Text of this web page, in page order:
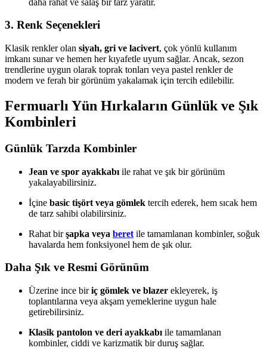
3. Renk Seçenekleri
Klasik renkler olan siyah, gri ve lacivert, çok yönlü kullanım
imkanı sunar ve hemen her kıyafetle uyum sağlar. Ancak, sezon
trendlerine uygun olarak toprak tonları veya pastel renkler de
modern ve ferah bir görünüm yakalamak için tercih edilebilir.
Fermuarlı Yün Hırkaların Günlük ve Şık
Kombinleri
Günlük Tarzda Kombinler
Jean ve spor ayakkabı ile rahat ve şık bir görünüm
yakalayabilirsiniz.
İçine basic tişört veya gömlek tercih ederek, hem sıcak hem
de tarz sahibi olabilirsiniz.
Rahat birşapka veya beret ile tamamlanan kombinler, soğuk
havalarda hem fonksiyonel hem de şık olur.
Daha Şık ve Resmi Görünüm
Üzerine ince biriç gömlek ve blazer ekleyerek, iş
toplantılarına veya akşam yemeklerine uygun hale
getirebilirsiniz.
Klasik pantolon ve deri ayakkabı ile tamamlanan
kombinler, ciddi ve karizmatik bir duruş sağlar.